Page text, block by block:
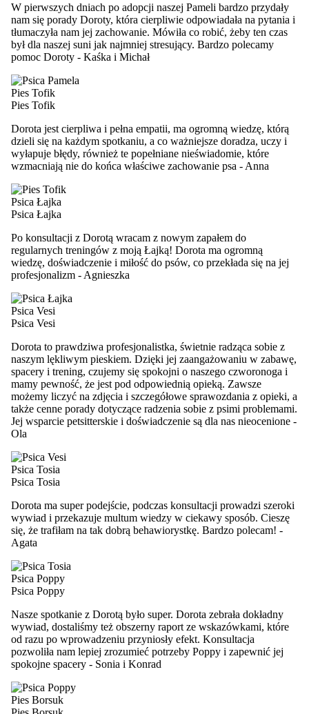
W pierwszych dniach po adopcji naszej Pameli bardzo przydały
nam się porady Doroty, która cierpliwie odpowiadała na pytania i
tłumaczyła nam jej zachowanie. Mówiła co robić, żeby ten czas
był dla naszej suni jak najmniej stresujący. Bardzo polecamy
pomoc Doroty - Kaśka i Michał
Pies Tofik
Pies Tofik
Dorota jest cierpliwa i pełna empatii, ma ogromną wiedzę, którą
dzieli się na każdym spotkaniu, a co ważniejsze doradza, uczy i
wyłapuje błędy, również te popełniane nieświadomie, które
wzmacniają nie do końca właściwe zachowanie psa - Anna
Psica Łajka
Psica Łajka
Po konsultacji z Dorotą wracam z nowym zapałem do
regularnych treningów z moją Łajką! Dorota ma ogromną
wiedzę, doświadczenie i miłość do psów, co przekłada się na jej
profesjonalizm - Agnieszka
Psica Vesi
Psica Vesi
Dorota to prawdziwa profesjonalistka, świetnie radząca sobie z
naszym lękliwym pieskiem. Dzięki jej zaangażowaniu w zabawę,
spacery i trening, czujemy się spokojni o naszego czworonoga i
mamy pewność, że jest pod odpowiednią opieką. Zawsze
możemy liczyć na zdjęcia i szczegółowe sprawozdania z opieki, a
także cenne porady dotyczące radzenia sobie z psimi problemami.
Jej wsparcie petsitterskie i doświadczenie są dla nas nieocenione -
Ola
Psica Tosia
Psica Tosia
Dorota ma super podejście, podczas konsultacji prowadzi szeroki
wywiad i przekazuje multum wiedzy w ciekawy sposób. Cieszę
się, że trafiłam na tak dobrą behawiorystkę. Bardzo polecam! -
Agata
Psica Poppy
Psica Poppy
Nasze spotkanie z Dorotą było super. Dorota zebrała dokładny
wywiad, dostaliśmy też obszerny raport ze wskazówkami, które
od razu po wprowadzeniu przyniosły efekt. Konsultacja
pozwoliła nam lepiej zrozumieć potrzeby Poppy i zapewnić jej
spokojne spacery - Sonia i Konrad
Pies Borsuk